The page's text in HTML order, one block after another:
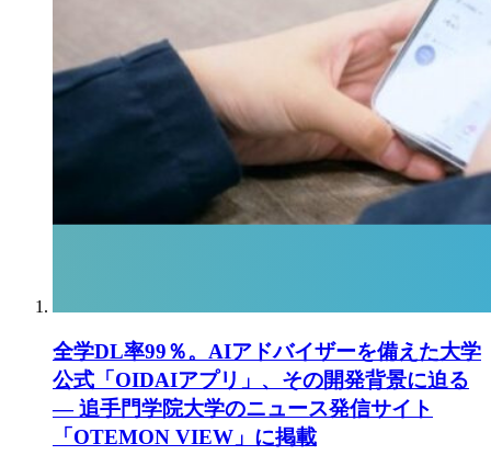
全学DL率99％。AIアドバイザーを備えた大学
公式「OIDAIアプリ」、その開発背景に迫る
― 追手門学院大学のニュース発信サイト
「OTEMON VIEW」に掲載